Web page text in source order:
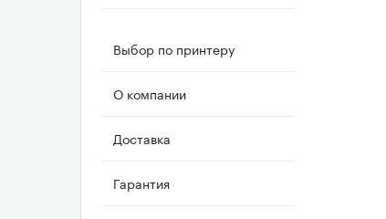
Выбор по принтеру
О компании
Доставка
Гарантия